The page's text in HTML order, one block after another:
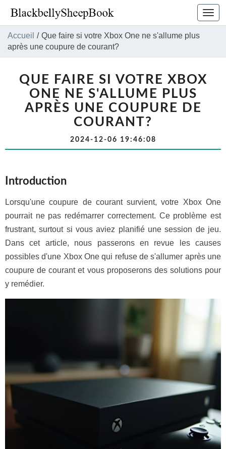
la
Accueil / Que faire si votre Xbox One ne s'allume plus
après une coupure de courant?
QUE FAIRE SI VOTRE XBOX
ONE NE S'ALLUME PLUS
APRÈS UNE COUPURE DE
COURANT?
2024-12-06 19:46:08
Introduction
Lorsqu'une coupure de courant survient, votre Xbox One
pourrait ne pas redémarrer correctement. Ce problème est
frustrant, surtout si vous aviez planifié une session de jeu.
Dans cet article, nous passerons en revue les causes
possibles d'une Xbox One qui refuse de s'allumer après une
coupure de courant et vous proposerons des solutions pour
y remédier.